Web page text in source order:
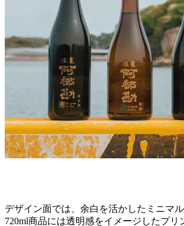
デザイン面では、余白を活かしたミニマル
720ml商品には透明感をイメージしたプリ